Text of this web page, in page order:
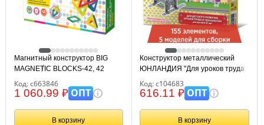
Магнитный конструктор BIG
MAGNETIC BLOCKS-42, 42
663846
Код: с663846
1 060.99 ₽ОПТ
В корзину
Конструктор металлический
ЮНЛАНДИЯ "Для уроков труда
элементов, 104683
Код: с104683
616.11 ₽ОПТ
В корзину